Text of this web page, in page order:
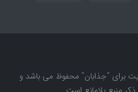
برای "جذابان" محفوظ می باشد و